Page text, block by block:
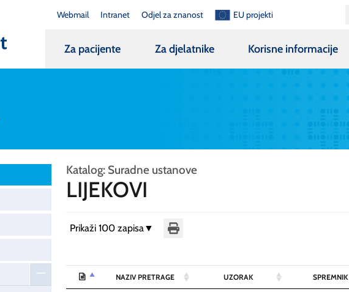
Webmail Intranet Odjel za znanost EU projekti
Za pacijente Za djelatnike Korisne informacije
Katalog: Suradne ustanove
LIJEKOVI
Prikaži 100 zapisa ▼
NAZIV PRETRAGE UZORAK SPREMNIK